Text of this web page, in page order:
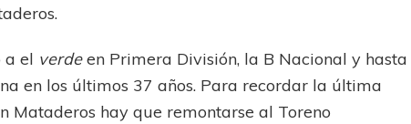
a el verdeen Primera División, la B Nacional y hasta
en los últimos 37 años. Para recordar la última
Mataderos hay que remontarse al Toreno